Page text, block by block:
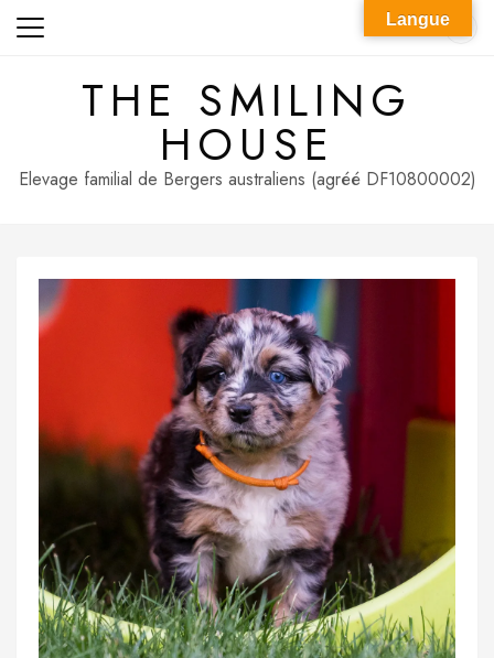
Skip
THE SMILING
HOUSE
Elevage familial de Bergers australiens (agréé DF10800002)
Langue